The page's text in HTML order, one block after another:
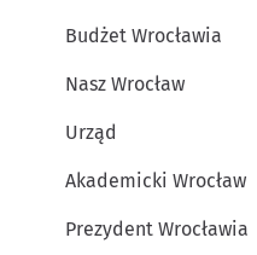
Budżet Wrocławia
Nasz Wrocław
Urząd
Akademicki Wrocław
Prezydent Wrocławia